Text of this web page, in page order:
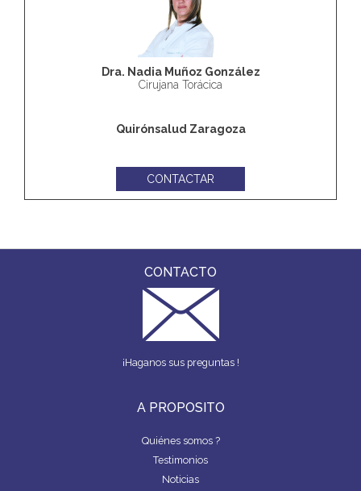
Dra. Nadia Muñoz González
Cirujana Torácica
Quirónsalud Zaragoza
CONTACTAR
CONTACTO
¡Haganos sus preguntas !
A PROPOSITO
Quiénes somos ?
Testimonios
Noticias